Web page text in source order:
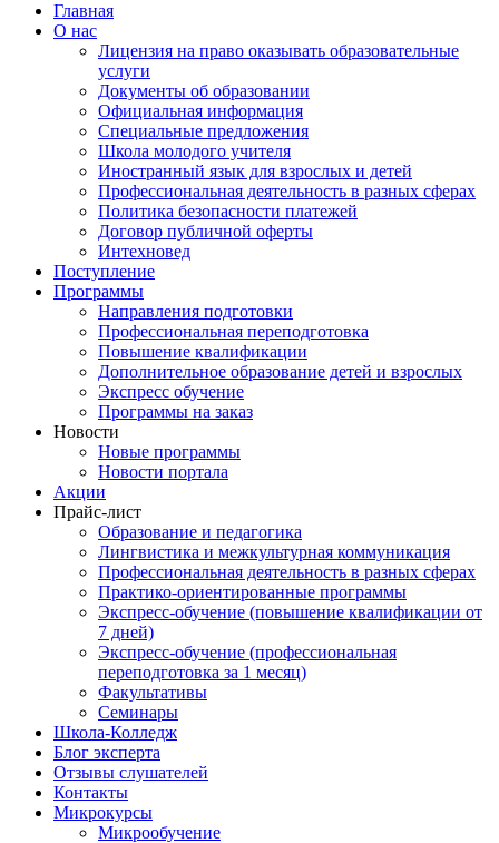
Главная
О нас
Лицензия на право оказывать образовательные
услуги
Документы об образовании
Официальная информация
Специальные предложения
Школа молодого учителя
Иностранный язык для взрослых и детей
Профессиональная деятельность в разных сферах
Политика безопасности платежей
Договор публичной оферты
Интехновед
Поступление
Программы
Направления подготовки
Профессиональная переподготовка
Повышение квалификации
Дополнительное образование детей и взрослых
Экспресс обучение
Программы на заказ
Новости
Новые программы
Новости портала
Акции
Прайс-лист
Образование и педагогика
Лингвистика и межкультурная коммуникация
Профессиональная деятельность в разных сферах
Практико-ориентированные программы
Экспресс-обучение (повышение квалификации от
7 дней)
Экспресс-обучение (профессиональная
переподготовка за 1 месяц)
Факультативы
Семинары
Школа-Колледж
Блог эксперта
Отзывы слушателей
Контакты
Микрокурсы
Микрообучение